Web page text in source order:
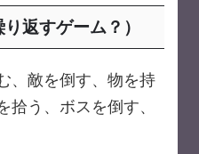
返すゲーム？）
、敵を倒す、物を持
拾う、ボスを倒す、